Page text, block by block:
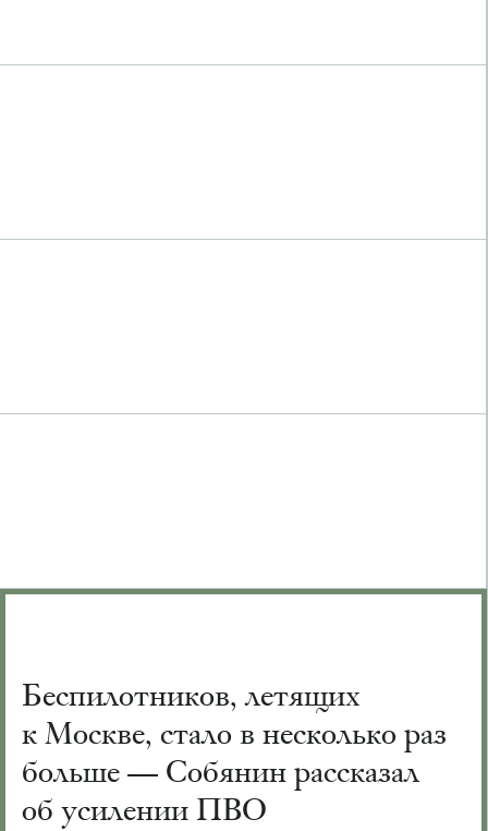
Беспилотников, летящих
к Москве, стало в несколько раз
больше — Собянин рассказал
об усилении ПВО